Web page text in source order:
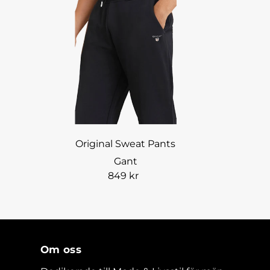
Original Sweat Pants
Gant
849 kr
Om oss